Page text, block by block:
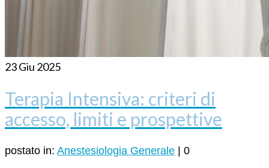
23Giu 2025
Terapia Intensiva: criteri di
accesso, limiti e prospettive
postato in: Anestesiologia Generale
0